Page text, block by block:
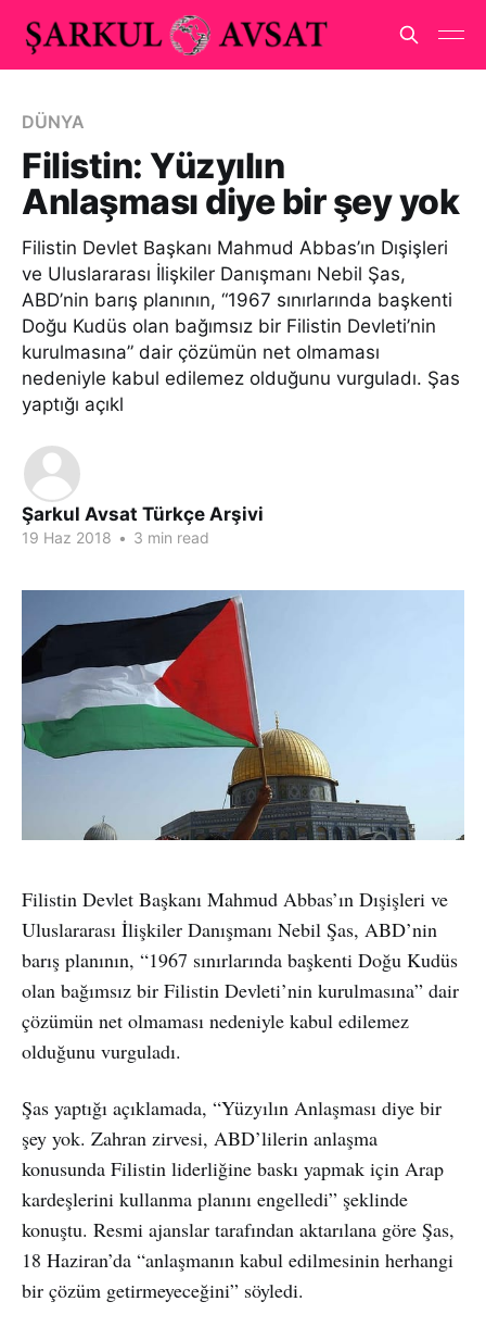
DÜNYA
Filistin: Yüzyılın
Anlaşması diye bir şey yok
Filistin Devlet Başkanı Mahmud Abbas’ın Dışişleri
ve Uluslararası İlişkiler Danışmanı Nebil Şas,
ABD’nin barış planının, “1967 sınırlarında başkenti
Doğu Kudüs olan bağımsız bir Filistin Devleti’nin
kurulmasına” dair çözümün net olmaması
nedeniyle kabul edilemez olduğunu vurguladı. Şas
yaptığı açıkl
Şarkul Avsat Türkçe Arşivi
19 Haz 2018 • 3 min read
Filistin Devlet Başkanı Mahmud Abbas’ın Dışişleri ve
Uluslararası İlişkiler Danışmanı Nebil Şas, ABD’nin
barış planının, “1967 sınırlarında başkenti Doğu Kudüs
olan bağımsız bir Filistin Devleti’nin kurulmasına” dair
çözümün net olmaması nedeniyle kabul edilemez
olduğunu vurguladı.
Şas yaptığı açıklamada, “Yüzyılın Anlaşması diye bir
şey yok. Zahran zirvesi, ABD’lilerin anlaşma
konusunda Filistin liderliğine baskı yapmak için Arap
kardeşlerini kullanma planını engelledi” şeklinde
konuştu. Resmi ajanslar tarafından aktarılana göre Şas,
18 Haziran’da “anlaşmanın kabul edilmesinin herhangi
bir çözüm getirmeyeceğini” söyledi.